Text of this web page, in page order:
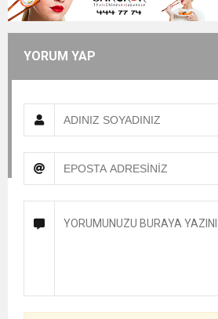
YORUM YAP